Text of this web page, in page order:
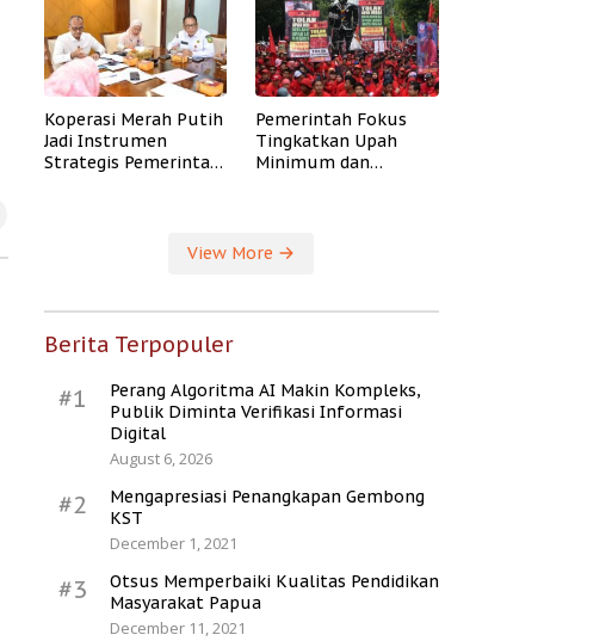
Koperasi Merah Putih
Jadi Instrumen
Strategis Pemerintah
Pemerintah Fokus
Tingkatkan Upah
Minimum dan
View More
Berita Terpopuler
#1
Perang Algoritma AI Makin Kompleks,
Publik Diminta Verifikasi Informasi
Digital
August 6, 2026
#2
Mengapresiasi Penangkapan Gembong
KST
December 1, 2021
#3
Otsus Memperbaiki Kualitas Pendidikan
Masyarakat Papua
December 11, 2021